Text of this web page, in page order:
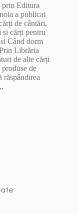
prin Editura
a publicat
de cântări,
cărți pentru
Când dorm
Librăria
de alte cărți
de
răspândirea